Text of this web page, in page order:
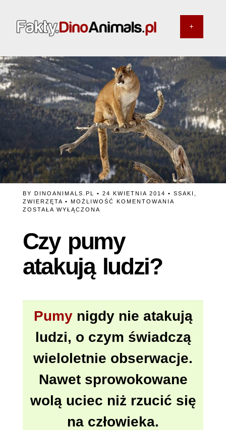
BY DINOANIMALS.PL • 24 KWIETNIA 2014 • SSAKI
ZWIERZĘTA • MOŻLIWOŚĆ KOMENTOWANIACZY
ZOSTAŁA WYŁĄCZONA
Czy pumy
atakują ludzi?
Pumynigdy nie atakują
ludzi, o czym świadczą
wieloletnie obserwacje.
Nawet sprowokowane
wolą uciec niż rzucić się
na człowieka.